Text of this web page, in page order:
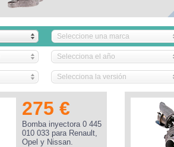
Seleccione una marca
Selecciona el año
Selecciona la versión
275 €
Bomba inyectora 0 445
010 033 para Renault,
Opel y Nissan.